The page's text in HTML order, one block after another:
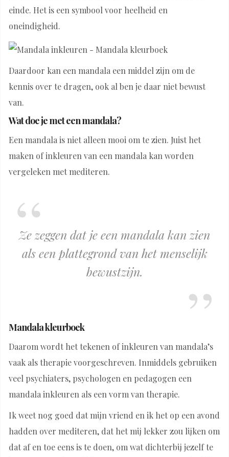
einde. Het is een symbool voor heelheid en
oneindigheid.
Daardoor kan een mandala een middel zijn om de
kennis over te dragen, ook al ben je daar niet bewust
van.
Wat doe je met een mandala?
Een mandala is niet alleen mooi om te zien. Juist het
maken of inkleuren van een mandala kan worden
vergeleken met mediteren.
Ze zeggen dat je een mandala kan zien
als een plattegrond van het menselijk
bewustzijn.
Mandala kleurboek
Daarom wordt het tekenen of inkleuren van mandala’s
vaak als therapie voorgeschreven. Inmiddels gebruiken
veel psychiaters, psychologen en pedagogen een
mandala inkleuren als een vorm van therapie.
Ik weet nog goed dat mijn vriend en ik het op een avond
hadden over mediteren, dat het mij lekker zou lijken om
dat af en toe eens is te doen, om wat dichterbij jezelf te